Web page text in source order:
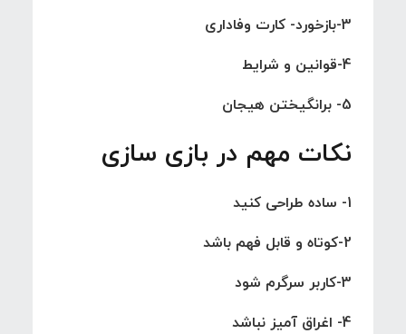
3-بازخورد- کارت وفاداری
4-قوانین و شرایط
5- برانگیختن هیجان
نکات مهم در بازی سازی
1- ساده طراحی کنید
2-کوتاه و قابل فهم باشد
3-کاربر سرگرم شود
4- اغراق آمیز نباشد